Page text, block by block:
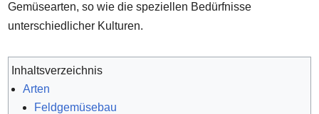
Gemüsearten, so wie die speziellen Bedürfnisse
unterschiedlicher Kulturen.
Inhaltsverzeichnis
Arten
Feldgemüsebau